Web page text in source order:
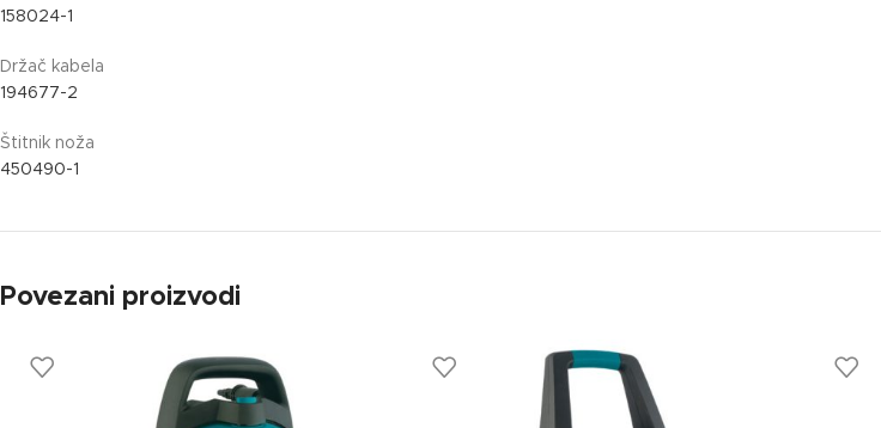
158024-1
Držač kabela
194677-2
Štitnik noža
450490-1
Povezani proizvodi